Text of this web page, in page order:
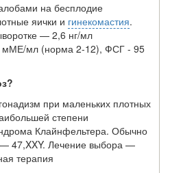
на бесплодие
яички и гинекомастия.
— 2,6 нг/мл
мМЕ/мл (норма 2-12), ФСГ - 95
при маленьких плотных
степени
Клайнфельтера. Обычно
— 47,XXY. Лечение выбора —
терапия